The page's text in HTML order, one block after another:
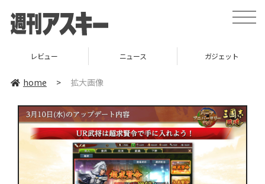
toggle
レビュー ニュース ガジェット
home > 拡大画像